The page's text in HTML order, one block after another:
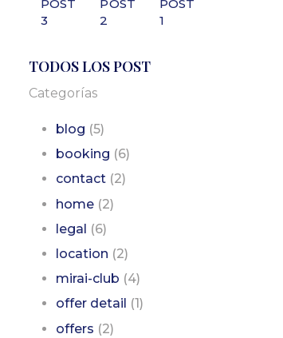
POST
3
POST
2
POST
1
TODOS LOS POST
Categorías
blog (5)
booking (6)
contact (2)
home (2)
legal (6)
location (2)
mirai-club (4)
offer detail (1)
offers (2)